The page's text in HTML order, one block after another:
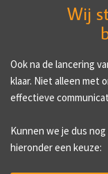
Wij
Ook na de lancering
klaar. Niet alleen met
effectieve
Kunnen we je dus
hieronder een keuze: